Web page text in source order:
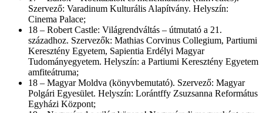
Szervező: Varadinum Kulturális Alapítvány. Helyszín:
Cinema Palace;
18 – Robert Castle: Világrendváltás – útmutató a 21.
századhoz. Szervezők: Mathias Corvinus Collegium, Partiumi
Keresztény Egyetem, Sapientia Erdélyi Magyar
Tudományegyetem. Helyszín: a Partiumi Keresztény Egyetem
amfiteátruma;
18 – Magyar Moldva (könyvbemutató). Szervező: Magyar
Polgári Egyesület. Helyszín: Lorántffy Zsuzsanna Református
Egyházi Központ;